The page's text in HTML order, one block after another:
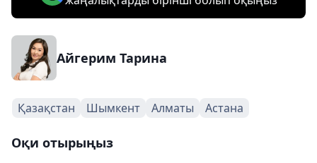
Айгерим Тарина
Қазақстан Шымкент Алматы Астана
Оқи отырыңыз